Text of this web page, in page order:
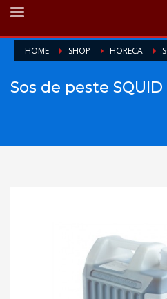
HOME SHOP HORECA
Sos de peste SQUID